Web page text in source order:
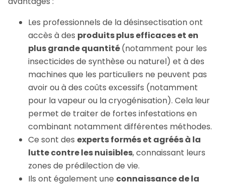
Les professionnels de la désinsectisation ont
accès à des produits plus efficaces et en
plus grande quantité(notamment pour les
insecticides de synthèse ou naturel) et à des
machines que les particuliers ne peuvent pas
avoir ou à des coûts excessifs (notamment
pour la vapeur ou la cryogénisation). Cela leur
permet de traiter de fortes infestations en
combinant notamment différentes méthodes.
Ce sont des experts formés et agréés à la
lutte contre les nuisibles, connaissant leurs
zones de prédilection de vie.
Ils ont également une connaissance de la